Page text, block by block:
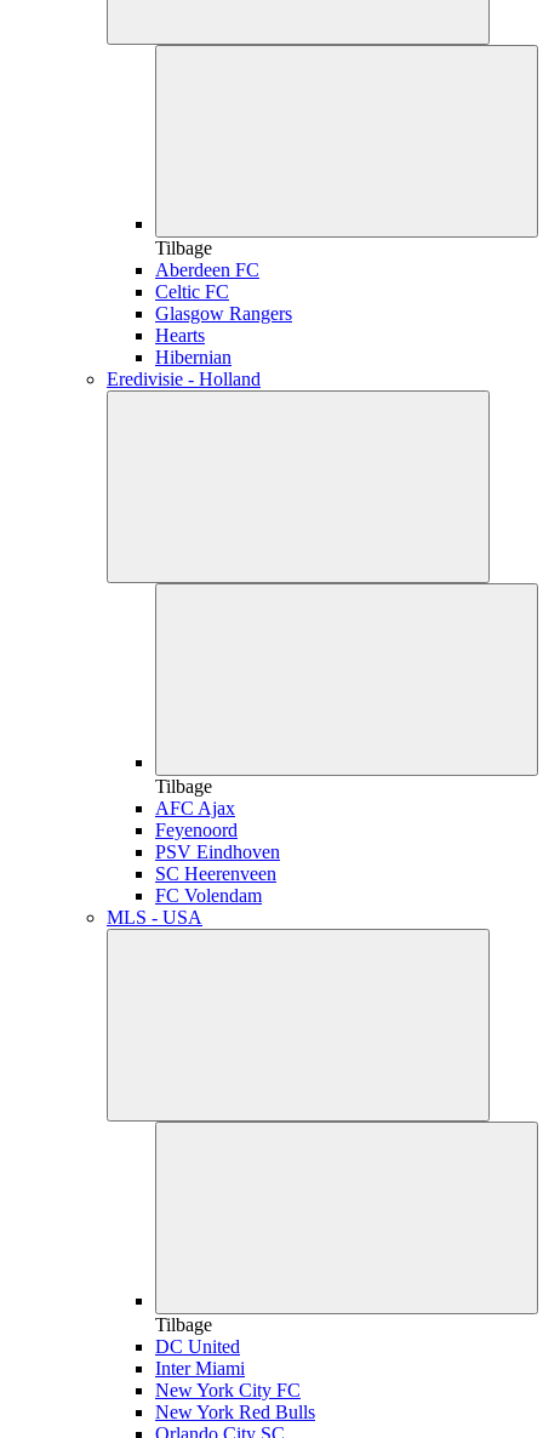
Tilbage
Aberdeen FC
Celtic FC
Glasgow Rangers
Hearts
Hibernian
Eredivisie - Holland
Tilbage
AFC Ajax
Feyenoord
PSV Eindhoven
SC Heerenveen
FC Volendam
MLS - USA
Tilbage
DC United
Inter Miami
New York City FC
New York Red Bulls
Orlando City SC